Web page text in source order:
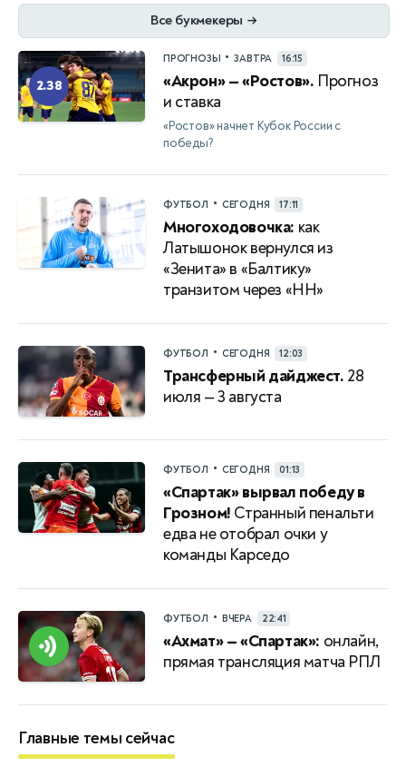
Все букмекеры →
2.38
ПРОГНОЗЫ • ЗАВТРА 16:15
«Акрон» — «Ростов». Прогноз
и ставка
«Ростов» начнет Кубок России с
победы?
ФУТБОЛ • СЕГОДНЯ 17:11
Многоходовочка: как
Латышонок вернулся из
«Зенита» в «Балтику»
транзитом через «НН»
ФУТБОЛ • СЕГОДНЯ 12:03
Трансферный дайджест. 28
июля — 3 августа
ФУТБОЛ • СЕГОДНЯ 01:13
«Спартак» вырвал победу в
Грозном! Странный пенальти
едва не отобрал очки у
команды Карседо
ФУТБОЛ • ВЧЕРА 22:41
«Ахмат» — «Спартак»: онлайн,
прямая трансляция матча РПЛ
Главные темы сейчас